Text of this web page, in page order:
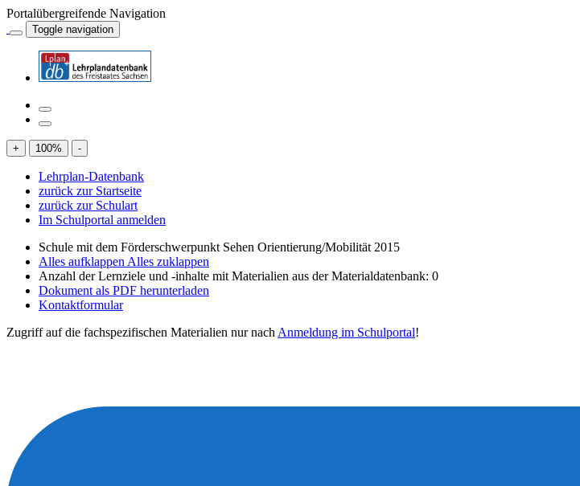
Portalübergreifende Navigation
Toggle navigation
+ 100% -
Lehrplan-Datenbank
zurück zur Startseite
zurück zur Schulart
Im Schulportal anmelden
Schule mit dem Förderschwerpunkt Sehen Orientierung/Mobilität 2015
Alles aufklappen Alles zuklappen
Anzahl der Lernziele und -inhalte mit Materialien aus der Materialdatenbank: 0
Dokument als PDF herunterladen
Kontaktformular
Zugriff auf die fachspezifischen Materialien nur nach Anmeldung im Schulportal!